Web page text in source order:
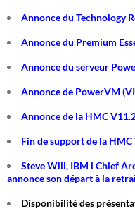
Annonce du Technology
Annonce du Premium
Annonce du serveur
Annonce de PowerVM
Annonce de la HMC
Fin de support de la HMC
Steve Will, IBM i Chief
annonce son départ à la
Disponibilité des